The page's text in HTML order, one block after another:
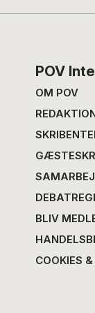
POV
OM POV
BLIV
COOKIES